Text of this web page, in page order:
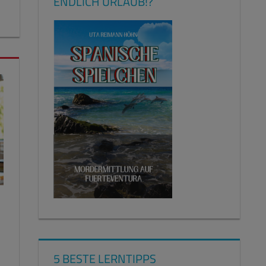
5 BESTE LERNTIPPS